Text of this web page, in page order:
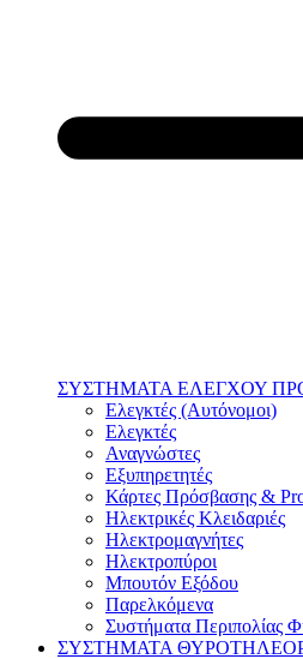
ΣΥΣΤΗΜΑΤΑ ΕΛΕΓΧΟΥ
Ελεγκτές (Αυτόνομοι)
Ελεγκτές
Αναγνώστες
Εξυπηρετητές
Κάρτες Πρόσβασης &
Ηλεκτρικές Κλειδαριές
Ηλεκτρομαγνήτες
Ηλεκτροπύροι
Μπουτόν Εξόδου
Παρελκόμενα
Συστήματα Περιπολίας
ΣΥΣΤΗΜΑΤΑ